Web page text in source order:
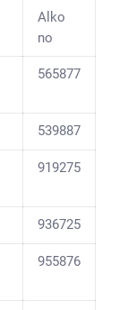
Alko
no
565877
539887
919275
936725
955876